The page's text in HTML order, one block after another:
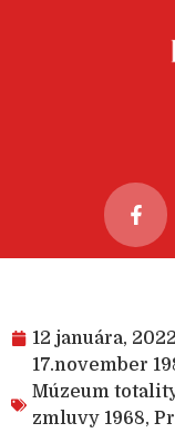
12 januára, 2022
17.november
Múzeum
zmluvy 1968,